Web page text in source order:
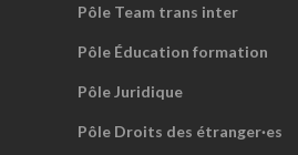
Pôle Team trans inter
Pôle Éducation formation
Pôle Juridique
Pôle Droits des étranger·es